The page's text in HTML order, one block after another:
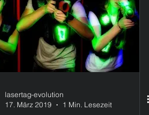
lasertag-evolution
17. März 2019
1 Min. Lesezeit